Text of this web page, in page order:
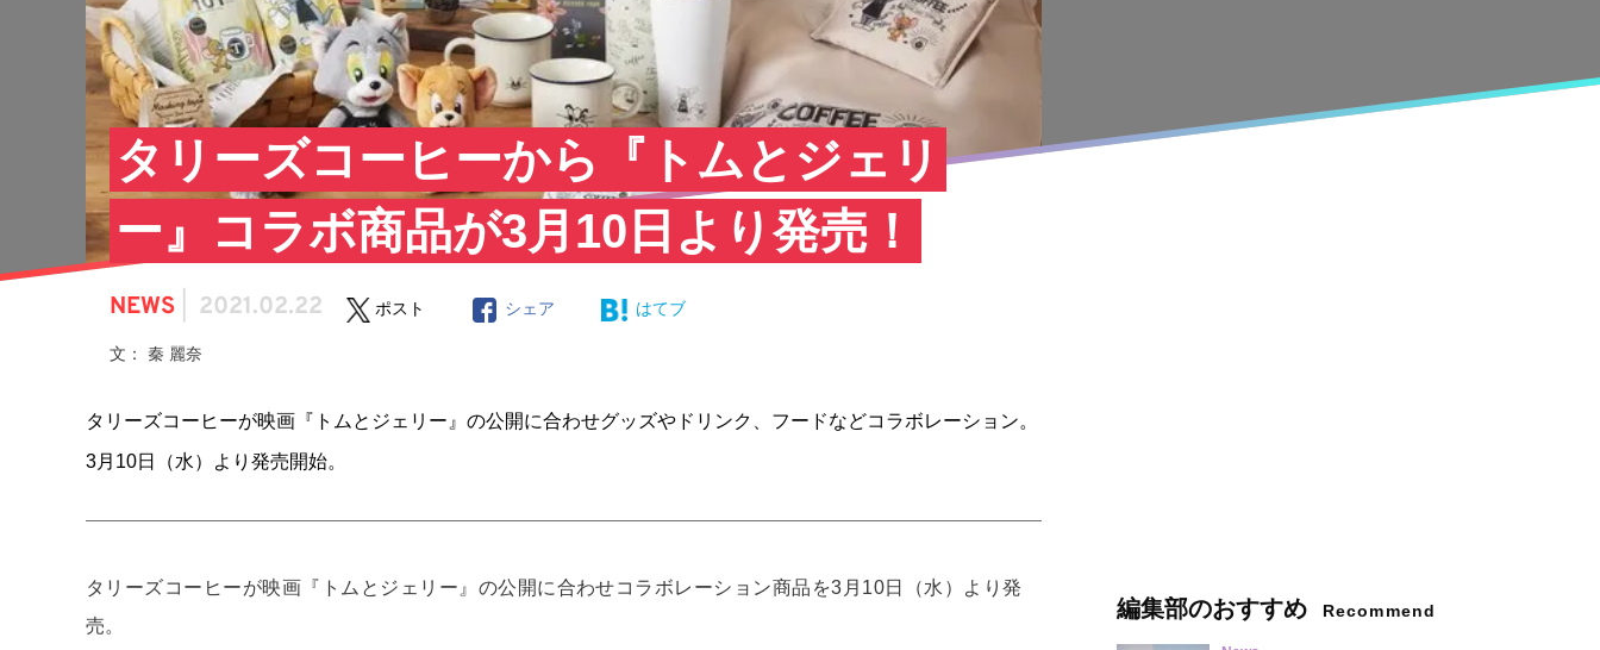
タリーズコーヒーから『トムとジェリ
ー』コラボ商品が3月10日より発売！
NEWS 2021.02.22 ポスト シェア はてブ
文： 秦 麗奈
タリーズコーヒーが映画『トムとジェリー』の公開に合わせグッズやドリンク、フードなどコラボレーション。
3月10日（水）より発売開始。
タリーズコーヒーが映画『トムとジェリー』の公開に合わせコラボレーション商品を3月10日（水）より発
売。
編集部のおすすめ Recommend